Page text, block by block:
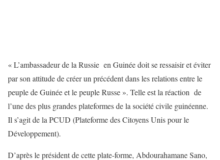
« L’ambassadeur de la Russie en Guinée doit se ressaisir et éviter
par son attitude de créer un précédent dans les relations entre le
peuple de Guinée et le peuple Russe ». Telle est la réaction de
l’une des plus grandes plateformes de la société civile guinéenne.
Il s’agit de la PCUD (Plateforme des Citoyens Unis pour le
Développement).
D’après le président de cette plate-forme, Abdourahamane Sano,